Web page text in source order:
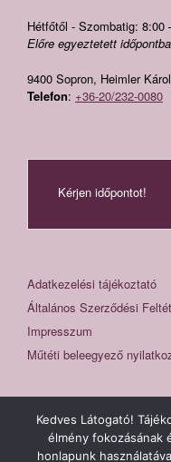
Hétfőtől - Szombatig: 8:00
Előre egyeztetett
9400 Sopron, Heimler
Telefon: +36-20/232-0080
Kérjen időpontot!
Adatkezelési tájékoztató
Általános Szerződési
Impresszum
Műtéti beleegyező
Kedves Látogató!
élmény fokozásának
honlapunk